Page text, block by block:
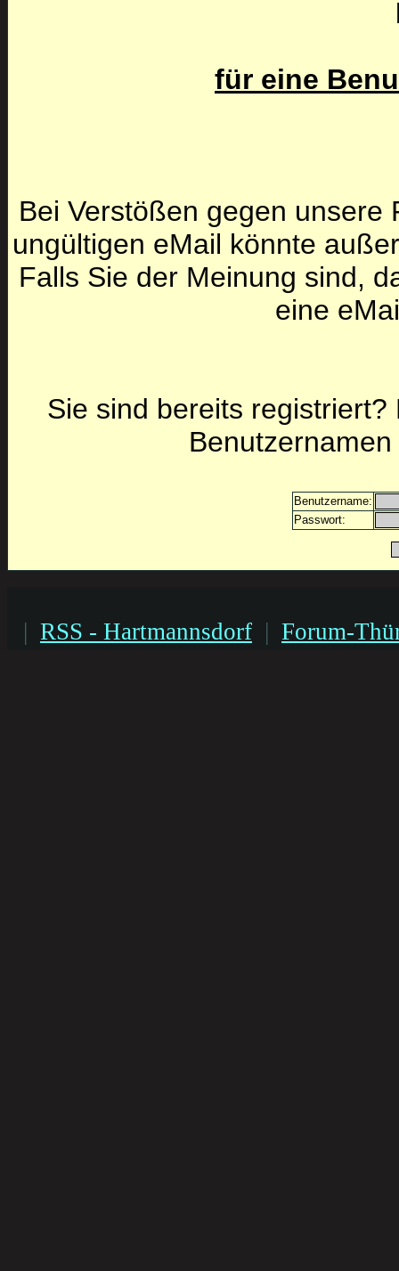
für eine
Bei Verstößen gegen unsere
ungültigen eMail könnte
Falls Sie der Meinung sind,
eine
Sie sind bereits
Benutzername:
Passwort:
| RSS - Hartmannsdorf | Forum-